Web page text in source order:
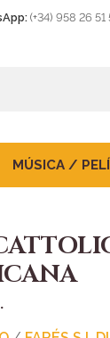
(+34) 958 26 51
MÚSICA /